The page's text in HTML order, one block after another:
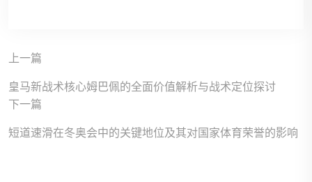
上一篇
皇马新战术核心姆巴佩的全面价值解析与战术定位探讨
下一篇
短道速滑在冬奥会中的关键地位及其对国家体育荣誉的影响